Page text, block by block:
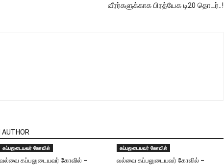
வீரர்களுக்காக பிரத்யேக டி20 தொடர்..!
AUTHOR
கப்பலுடையவர் கோவில்
வல்வை கப்பலுடையவர் கோவில் –
கப்பலுடையவர் கோவில்
வல்வை கப்பலுடையவர் கோவில் –